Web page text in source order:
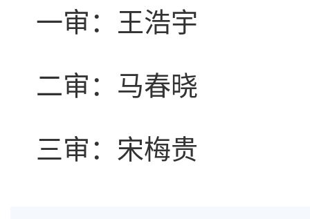
一审：王浩宇
二审：马春晓
三审：宋梅贵